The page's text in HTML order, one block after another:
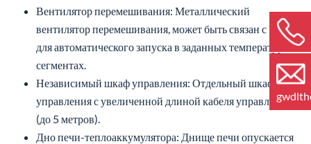
Вентилятор перемешивания: Металлический
вентилятор перемешивания, может быть связан с ПЛК
для автоматического запуска в заданных температурных
сегментах.
Независимый шкаф управления: Отдельный шкаф
управления с увеличенной длиной кабеля управления
(до 5 метров).
Дно печи-теплоаккумулятора: Днище печи опускается